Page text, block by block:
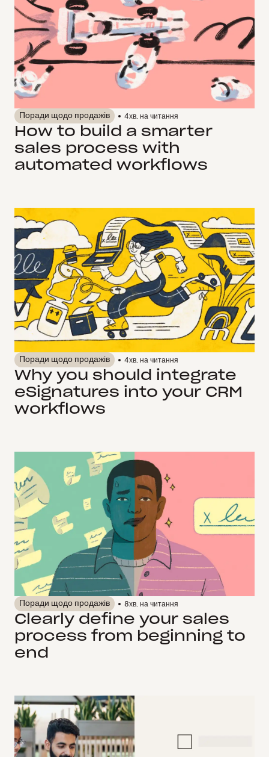
Поради щодо продажів 4хв. на читання
How to build a smarter
sales process with
automated workflows
Поради щодо продажів 4хв. на читання
Why you should integrate
eSignatures into your CRM
workflows
Поради щодо продажів 8хв. на читання
Clearly define your sales
process from beginning to
end